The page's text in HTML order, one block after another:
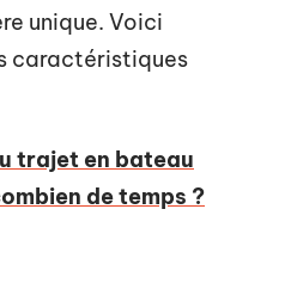
unique. Voici
caractéristiques
trajet en bateau
de temps ?